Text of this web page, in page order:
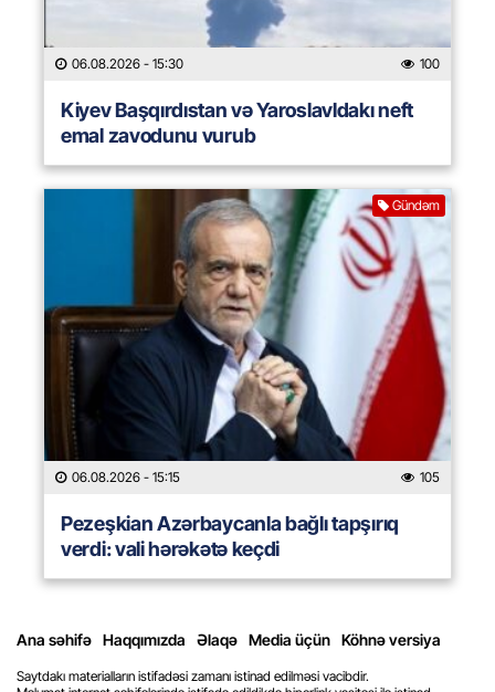
06.08.2026 - 15:30 100
Kiyev Başqırdıstan və Yaroslavldakı neft
emal zavodunu vurub
Gündəm
06.08.2026 - 15:15 105
Pezeşkian Azərbaycanla bağlı tapşırıq
verdi: vali hərəkətə keçdi
Ana səhifə Haqqımızda Əlaqə Media üçün Köhnə versiya
Saytdakı materialların istifadəsi zamanı istinad edilməsi vacibdir.